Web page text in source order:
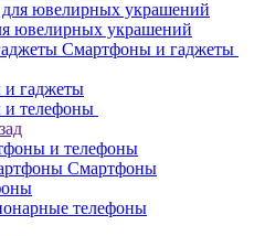
ювелирных украшений
Смартфоны и гаджеты
гаджеты
телефоны
и телефоны
Смартфоны
телефоны